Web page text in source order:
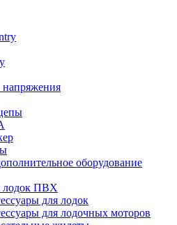
напряжения
оборудование
лодок ПВХ
для лодок
для лодочных моторов